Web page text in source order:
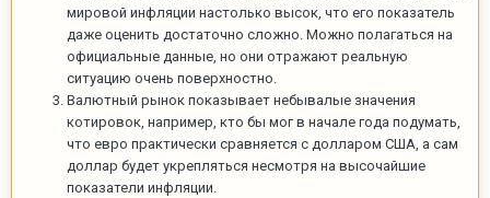
мировой инфляции настолько высок, что его показатель
даже оценить достаточно сложно. Можно полагаться на
официальные данные, но они отражают реальную
ситуацию очень поверхностно.
Валютный рынок показывает небывалые значения
котировок, например, кто бы мог в начале года подумать,
что евро практически сравняется с долларом США, а сам
доллар будет укрепляться несмотря на высочайшие
показатели инфляции.